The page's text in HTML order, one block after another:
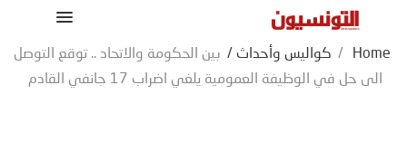
Home
/ كواليس وأحداث / بين الحكومة والاتحاد .. توقع التوصل
الى حل في الوظيفة العمومية يلغي اضراب 17 جانفي القادم